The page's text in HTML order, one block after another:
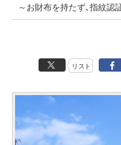
～お財布を持たず､指紋認
リスト